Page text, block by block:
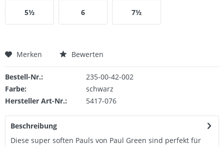
5½ 6 7½
Merken Bewerten
Bestell-Nr.:
235-00-42-002
Farbe:
schwarz
Hersteller Art-Nr.:
5417-076
Beschreibung
Diese super soften Pauls von Paul Green sind perfekt für